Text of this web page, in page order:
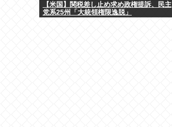
【米国】関税差し止め求め政権提訴、民主
党系25州「大統領権限逸脱」